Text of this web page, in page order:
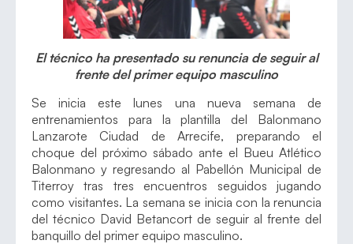
El técnico ha presentado su renuncia de seguir al
frente del primer equipo masculino
Se inicia este lunes una nueva semana de
entrenamientos para la plantilla del Balonmano
Lanzarote Ciudad de Arrecife, preparando el
choque del próximo sábado ante el Bueu Atlético
Balonmano y regresando al Pabellón Municipal de
Titerroy tras tres encuentros seguidos jugando
como visitantes. La semana se inicia con la renuncia
del técnico David Betancort de seguir al frente del
banquillo del primer equipo masculino.